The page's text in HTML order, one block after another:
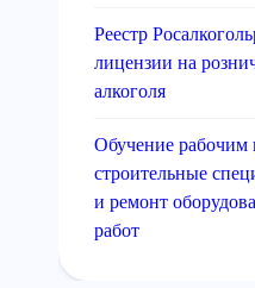
Реестр
лицензии на
алкоголя
Обучение рабочим
строительные
и ремонт
работ